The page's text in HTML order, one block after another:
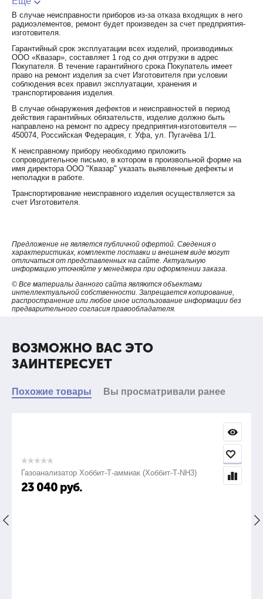
Измеряемое усилие: 0.02-10 тс.
Погрешность измерения: не более 3%.
измерять тросы диаметром от 4 до 22 мм.
Температура эксплуатации: от -30 до +60°C.
В случае неисправности приборов из-за отказа входящих в него
радиоэлементов, ремонт будет произведен за счет предприятия-
изготовителя.
Гарантийный срок эксплуатации всех изделий, производимых
ООО «Квазар», составляет 1 год со дня отгрузки в адрес
Покупателя. В течение гарантийного срока Покупатель имеет
право на ремонт изделия за счет Изготовителя при условии
соблюдения всех правил эксплуатации, хранения и
транспортирования изделия.
В случае обнаружения дефектов и неисправностей в период
действия гарантийных обязательств, изделие должно быть
направлено на ремонт по адресу предприятия-изготовителя —
450074, Российская Федерация, г. Уфа, ул. Пугачёва 1/1.
К неисправному прибору необходимо приложить
сопроводительное письмо, в котором в произвольной форме на
имя директора ООО "Квазар" указать выявленные дефекты и
неполадки в работе.
Транспортирование неисправного изделия осуществляется за
счет Изготовителя.
Предложение не является публичной офертой. Сведения о
характеристиках, комплекте поставки и внешнем виде могут
отличаться от представленных на сайте. Актуальную
информацию уточняйте у менеджера при оформлении заказа.
© Все материалы данного сайта являются объектами
интеллектуальной собственности. Запрещается копирование,
распространение или любое иное использование информации без
предварительного согласия правообладателя.
ВОЗМОЖНО ВАС ЭТО
ЗАИНТЕРЕСУЕТ
Похожие товары Вы просматривали ранее
Газоанализатор Хоббит-Т-аммиак (Хоббит-Т-NH3)
23 040 руб.